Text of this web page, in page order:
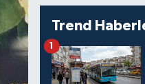
Trend
1